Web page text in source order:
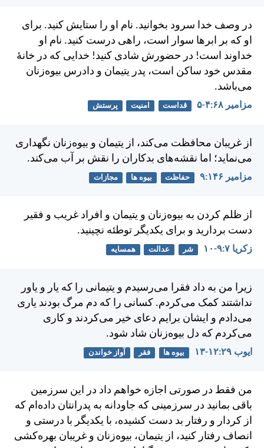
در وصف خدا سرود بخوانيد. نام او را ستايش كنيد. برای
او كه بر ابرها سوار است، راهی درست كنيد. نام او
خداوند است! در حضورش شادی كنيد! خدايی كه در خانهٔ
مقدس خود ساكن است، پدر يتيمان و دادرس بيوه‌زنان
می‌باشد.
مزامير ۶۸:‏۴-‏۵ قداست امنیت پرستش
از غريبان محافظت می‌كند، از يتيمان و بيوه‌زنان نگهداری
می‌نمايد؛ اما نقشه‌های بدكاران را نقش بر آب می‌كند.
مزامير ۱۴۶:‏۹ حفاظت بیوه ها مجازات
از ظلم كردن به بيوه‌زنان و يتيمان و افراد غريب و فقير
دست برداريد و برای يكديگر توطئه نچينيد.
زكريا ۷:‏۹-‏۱۰ شر عدالت همسایه
زيرا من به داد فقرا می‌رسيدم و يتيمانی را كه يار و ياور
نداشتند كمک می‌كردم. كسانی را كه دم مرگ بودند ياری
می‌دادم و ايشان برايم دعای خير می‌كردند و كاری
می‌كردم كه دل بيوه‌زنان شاد شود.
ايوب ۲۹:‏۱۲-‏۱۳ بیوه ها فقر آواز خواندن
من فقط در صورتی اجازه خواهم داد در اين سرزمين
باقی بمانيد در سرزمينی كه جاودانه به پدرانتان داده‌ام كه
از كردار و رفتار بد دست كشيده، با يكديگر با درستی و
انصاف رفتار كنيد، از يتيمان، بيوه‌زنان و غريبان بهره‌كشی